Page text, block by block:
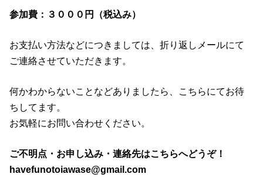
参加費：３０００円（税込み）
お支払い方法などにつきましては、折り返しメールにて
ご連絡させていただきます。
何かわからないことなどありましたら、こちらにてお待
ちしてます。
お気軽にお問い合わせください。
ご不明点・お申し込み・連絡先はこちらへどうぞ！
havefunotoiawase@gmail.com